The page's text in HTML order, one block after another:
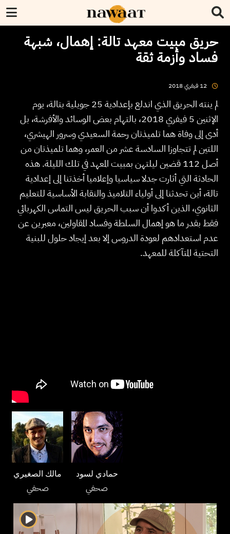
حريق مبيت معهد تالة: إهمال، شبهة
فساد وأزمة ثقة
12 فيفري2018
لم ينته الحريق الذي اندلع بإعدادية 25 جويلية بتالة، يوم
الإثنين 5 فيفري 2018، بالتهام بعض الوسائد والأفرشة، بل
أدى إلى وفاة هما تلميذتان رحمة السعيدي وسرور الهيشري،
اللتين لم تتجاوزا السادسة عشر من العمر، وهما تلميذتان من
أصل 112 قضين ليلتهن بمبيت المعهد في تلك الليلة. هذه
الحادثة التي أثارت جدلا سياسيا وإعلاميا أخذتنا إلى إعدادية
تالة، أين تحدثنا إلى أولياء التلاميذ والنقابة الأساسية للتعليم
الثانوي، الذين أكدوا أن سبب الحريق ليس التماس الكهربائي
فقط بقدر ما هو إهمال السلطة وفساد المقاولين، معبرين عن
عدم استعدادهم لعودة الدروس إلا بعد إيجاد حلول للبنية
التحتية المتآكلة للمعهد.
مالك الصغيري
صحفي
حمادي لسود
صحفي